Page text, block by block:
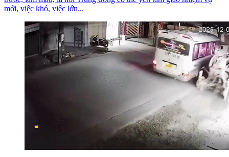
mới, việc khó, việc lớn...